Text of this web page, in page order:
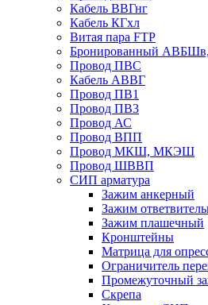
Кабель ВВГнг
Кабель КГхл
Витая пара FTP
Бронированный
Провод ПВС
Кабель АВВГ
Провод ПВ1
Провод ПВ3
Провод АС
Провод ВПП
Провод МКШ, МКЭШ
Провод ШВВП
СИП арматура
Зажим анкерный
Зажим
Зажим плашечный
Кронштейны
Матрица для
Ограничитель
Промежуточный
Скрепа